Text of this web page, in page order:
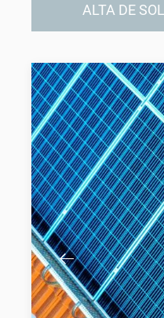
ALTA DE